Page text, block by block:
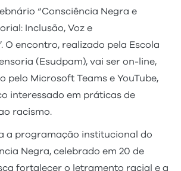
“Consciência Negra e
Inclusão, Voz e
O encontro, realizado pela Escola
(Esudpam), vai ser on-line,
pelo Microsoft Teams e YouTube,
interessado em práticas de
racismo.
a programação institucional do
Negra, celebrado em 20 de
fortalecer o letramento racial e a